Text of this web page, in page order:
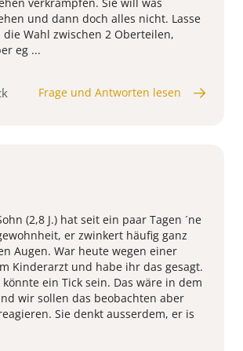
und dann doch alles nicht. Lasse
Wahl zwischen 2 Oberteilen,
eg ...
Frage und Antworten lesen
(2,8 J.) hat seit ein paar Tagen ´ne
er zwinkert häufig ganz
Augen. War heute wegen einer
Kinderarzt und habe ihr das gesagt.
ein Tick sein. Das wäre in dem
wir sollen das beobachten aber
Sie denkt ausserdem, er is